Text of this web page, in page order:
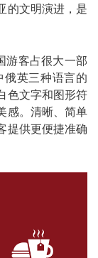
的文明演进，是
游客占很大一部
俄英三种语言的
色文字和图形符
感。清晰、简单
提供更便捷准确